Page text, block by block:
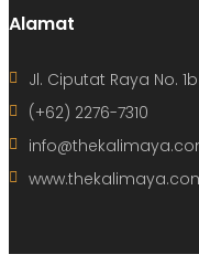
Alamat
Jl. Ciputat Raya No.
(+62) 2276-7310